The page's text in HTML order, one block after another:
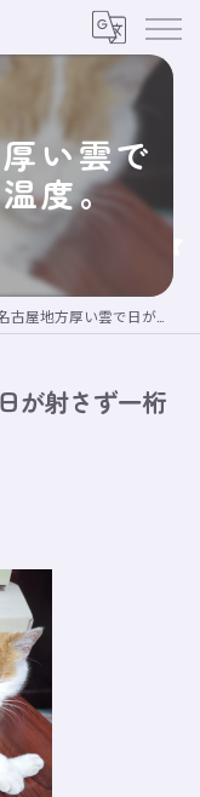
い雲で
度。
地方厚い雲で日が射さず一桁温度。
が射さず一桁